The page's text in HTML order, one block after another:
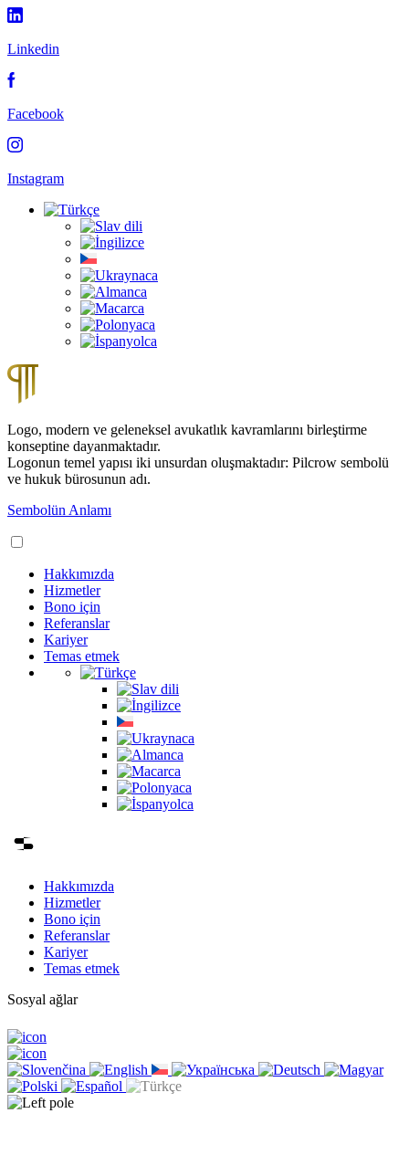
Linkedin
Facebook
Instagram
Logo, modern ve geleneksel avukatlık kavramlarını birleştirme
konseptine dayanmaktadır.
Logonun temel yapısı iki unsurdan oluşmaktadır: Pilcrow sembolü
ve hukuk bürosunun adı.
Sembolün Anlamı
Hakkımızda
Hizmetler
Bono için
Referanslar
Kariyer
Temas etmek
Hakkımızda
Hizmetler
Bono için
Referanslar
Kariyer
Temas etmek
Sosyal ağlar